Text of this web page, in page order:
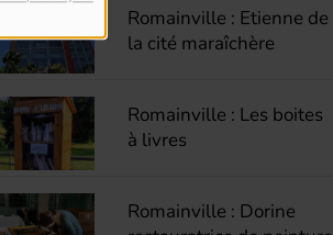
Romainville : Etienne de
la cité maraîchère
Romainville : Les boites
à livres
Romainville : Dorine